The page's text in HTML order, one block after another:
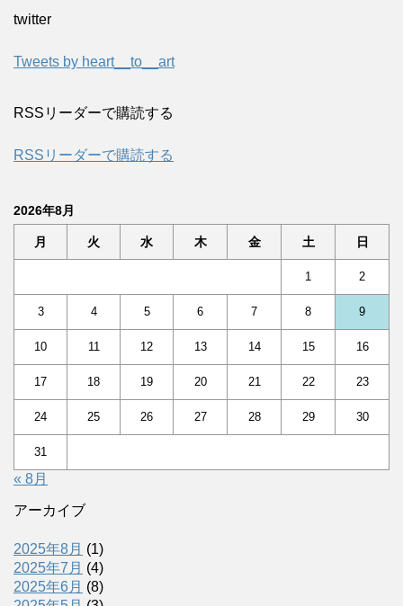
twitter
Tweets by heart__to__art
RSSリーダーで購読する
RSSリーダーで購読する
2026年8月
月 火 水 木 金 土 日
1 2
3 4 5 6 7 8 9
10 11 12 13 14 15 16
17 18 19 20 21 22 23
24 25 26 27 28 29 30
31
« 8月
アーカイブ
2025年8月 (1)
2025年7月 (4)
2025年6月 (8)